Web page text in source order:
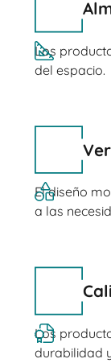
Los
del espacio.
El diseño
a las
Los
durabilidad